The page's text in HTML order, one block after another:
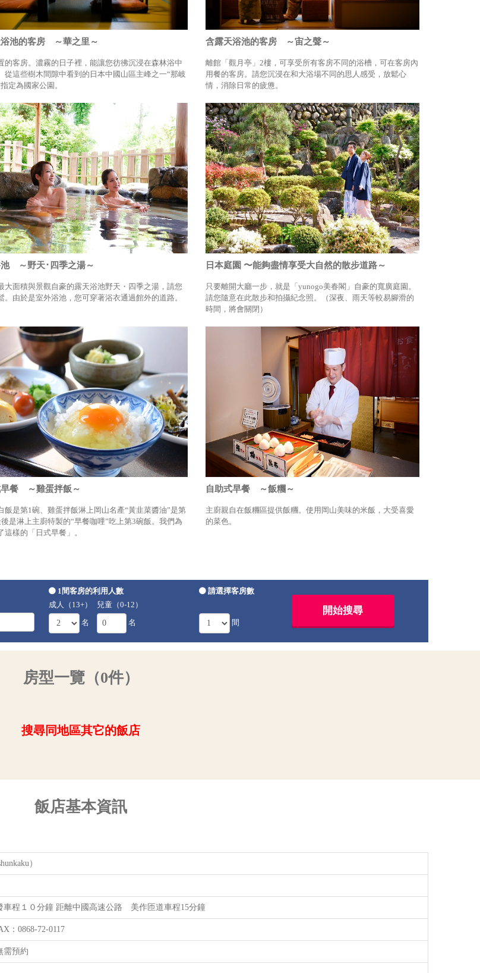
池的客房 ～華之里～
的客房。濃霧的日子裡，能讓您彷彿沉浸在森林浴中
從這些樹木間隙中看到的日本中國山區主峰之一“那岐
定為國家公園。
含露天浴池的客房 ～宙之聲～
離館「觀月亭」2樓，可享受所有客房不同的浴槽，可在客房內
用餐的客房。請您沉浸在和大浴場不同的思人感受，放鬆心
情，消除日常的疲憊。
～野天･四季之湯～
大面積與景觀自豪的露天浴池野天・四季之湯，請您
。由於是室外浴池，您可穿著浴衣通過館外的道路。
日本庭園 〜能夠盡情享受大自然的散步道路～
只要離開大廳一步，就是「yunogo美春閣」自豪的寬廣庭園。
請您隨意在此散步和拍攝紀念照。（深夜、雨天等較易腳滑的
時間，將會關閉）
早餐 ～雞蛋拌飯～
飯是第1碗、雞蛋拌飯淋上岡山名產“黃韭菜醬油”是第
是淋上主廚特製的“早餐咖哩”吃上第3碗飯。我們為
這樣的「日式早餐」。
自助式早餐 ～飯糰～
主廚親自在飯糰區提供飯糰。使用岡山美味的米飯，大受喜愛
的菜色。
1間客房的利用人數
成人（13+）
名
兒童（0-12）
名
請選擇客房數
間
房型一覽（0件）
搜尋同地區其它的飯店
飯店基本資訊
）
程１０分鐘 距離中國高速公路 美作匝道車程15分鐘
：0868-72-0117
預約